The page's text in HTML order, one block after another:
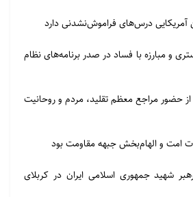
آمریکایی درس‌های فراموش‌نشدنی دارد
و مبارزه با فساد در صدر برنامه‌های نظام
از حضور مراجع معظم تقلید، مردم و روحانیت
امت و الهام‌بخش جبهه مقاومت بود
شهید جمهوری اسلامی ایران در کربلای